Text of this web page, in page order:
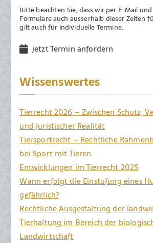
Bitte beachten Sie, dass wir per E-Mail
Formulare auch ausserhalb dieser Zeiten
gilt auch für individuelle Termine.
jetzt Termin anfordern
Wissenswertes
Tierrecht 2026 – Zwischen Schutz,
und juristischer Realität
Tiersportrecht – Rechtliche
bei Sport mit Tieren
Entwicklungen im Tierrecht 2025
Wann erfolgt die Einstufung eines
gefährlich?
Rechtliche Ausgestaltung der
Tierhaltung im Bereich der
Landwirtschaft